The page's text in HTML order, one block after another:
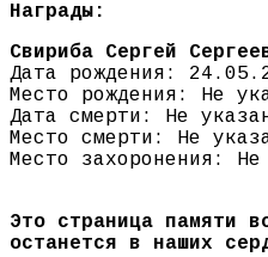
Награды:
Свириба Сергей
Дата рождения:
Место рождения: Не
Дата смерти: Не
Место смерти: Не
Место захоронения: Не
Это страница памяти
останется в наших